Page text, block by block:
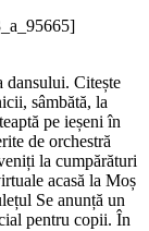
dansului. Citește
sâmbătă, la
pe ieșeni în
de orchestră
la cumpărături
acasă la Moș
Se anunță un
pentru copii. În